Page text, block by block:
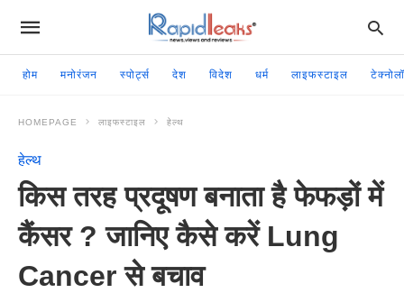
होम मनोरंजन स्पोर्ट्स देश विदेश धर्म लाइफस्टाइल
HOMEPAGE लाइफस्टाइल हेल्थ
हेल्थ
किस तरह प्रदूषण बनाता है फेफड़ों में
कैंसर ? जानिए कैसे करें Lung
Cancer से बचाव